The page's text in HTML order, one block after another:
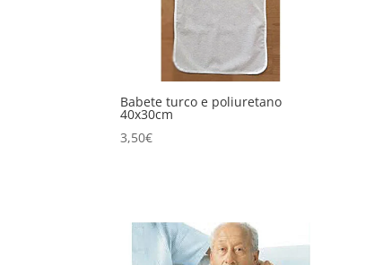
Babete turco e poliuretano
40x30cm
3,50€